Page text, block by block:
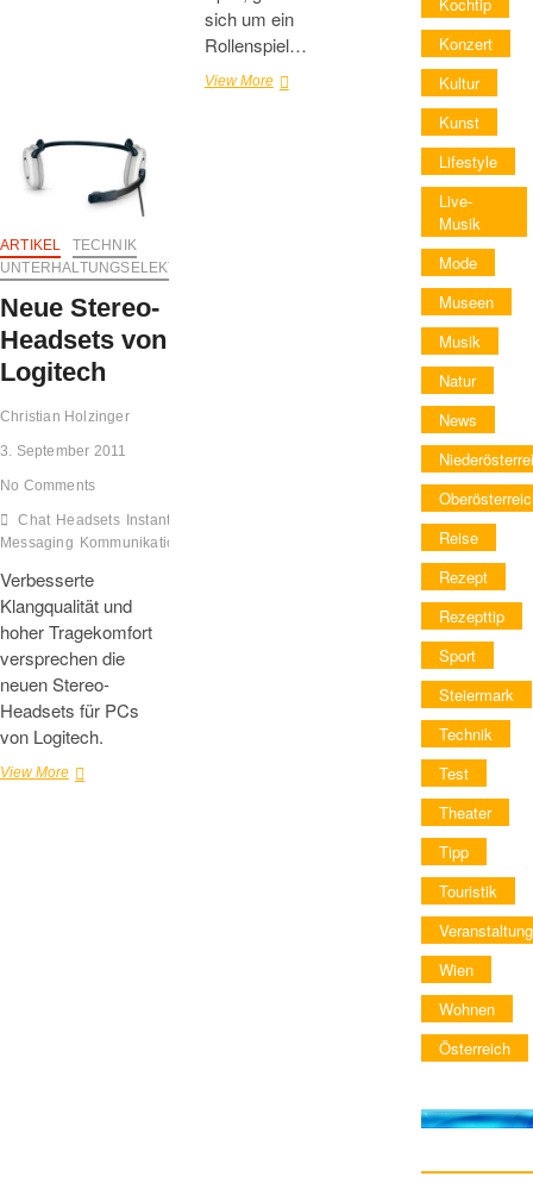
sich um ein
Rollenspiel…
View MoreDie
ARTIKEL
TECHNIK
UNTERHALTUNGSELEKTRONIK
Neue Stereo-
Headsets von
Logitech
Christian Holzinger
3. September 2011
No Comments
Chat Headsets
Instant
Messaging Kommunikation
Verbesserte
Klangqualität und
hoher Tragekomfort
versprechen die
neuen Stereo-
Headsets für PCs
von Logitech.
View MoreNeue
Konzert
Kultur
Kunst
Lifestyle
Live-
Musik
Mode
Museen
Musik
Natur
News
Reise
Rezept
Rezepttip
Sport
Steiermark
Technik
Test
Theater
Tipp
Touristik
Veranstaltung
Wien
Wohnen
Österreich